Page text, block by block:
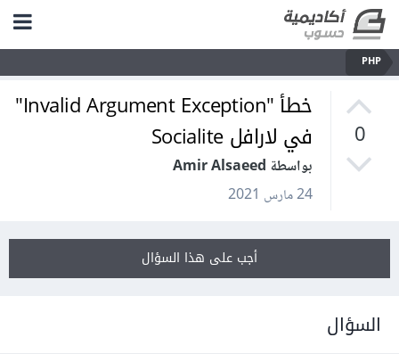
PHP
0
خطأ "Invalid Argument Exception"
في لارافل Socialite
بواسطة Amir Alsaeed
24 مارس 2021
أجب على هذا السؤال
السؤال